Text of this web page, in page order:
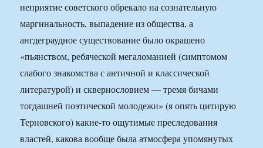
неприятие советского обрекало на сознательную
маргинальность, выпадение из общества, а
ангдеграудное существование было окрашено
«пьянством, ребяческой мегаломанией (симптомом
слабого знакомства с античной и классической
литературой) и сквернословием — тремя бичами
тогдашней поэтической молодежи» (я опять цитирую
Терновского) какие-то ощутимые преследования
властей, какова вообще была атмосфера упомянутых